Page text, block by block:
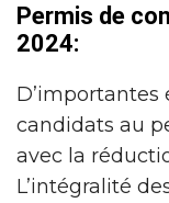
Permis de
2024:
candidats au
avec la
L’intégralité